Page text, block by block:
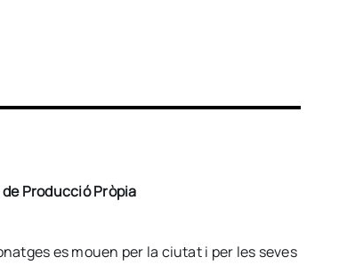
Producció Pròpia
es mouen per la ciutat i per les seves